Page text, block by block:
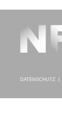
DATENSCHUTZ